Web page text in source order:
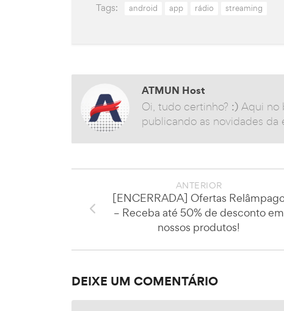
Tags: android app rádio streaming
ATMUN Host
Oi, tudo certinho? :) Aqui no
publicando as novidades da
ANTERIOR
[ENCERRADA] Ofertas
– Receba até 50% de desconto em
nossos produtos!
DEIXE UM COMENTÁRIO